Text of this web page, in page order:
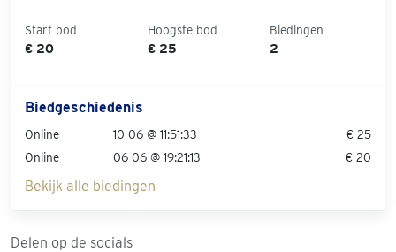
Start bod
€ 20
Hoogste bod
€ 25
Biedingen
2
Biedgeschiedenis
Online 10-06 @ 11:51:33
€ 25
Online
06-06 @ 19:21:13 € 20
Bekijk alle biedingen
Delen op de socials